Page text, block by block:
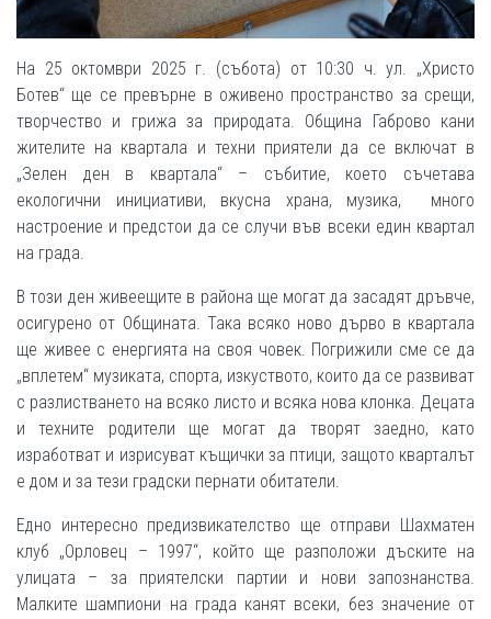
На 25 октомври 2025 г. (събота) от 10:30 ч. ул. „Христо
Ботев“ ще се превърне в оживено пространство за срещи,
творчество и грижа за природата. Община Габрово кани
жителите на квартала и техни приятели да се включат в
„Зелен ден в квартала“ – събитие, което съчетава
екологични инициативи, вкусна храна, музика, много
настроение и предстои да се случи във всеки един квартал
на града.
В този ден живеещите в района ще могат да засадят дръвче,
осигурено от Общината. Така всяко ново дърво в квартала
ще живее с енергията на своя човек. Погрижили сме се да
„вплетем“ музиката, спорта, изкуството, които да се развиват
с разлистването на всяко листо и всяка нова клонка. Децата
и техните родители ще могат да творят заедно, като
изработват и изрисуват къщички за птици, защото кварталът
е дом и за тези градски пернати обитатели.
Едно интересно предизвикателство ще отправи Шахматен
клуб „Орловец – 1997“, който ще разположи дъските на
улицата – за приятелски партии и нови запознанства.
Малките шампиони на града канят всеки, без значение от